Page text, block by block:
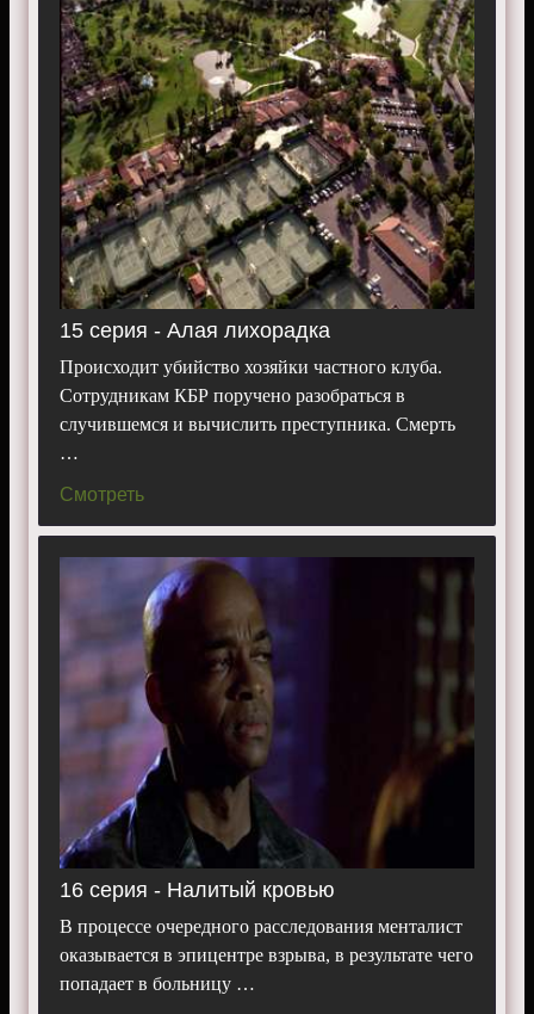
15 серия - Алая лихорадка
Происходит убийство хозяйки частного клуба.
Сотрудникам КБР поручено разобраться в
случившемся и вычислить преступника. Смерть
…
Смотреть
16 серия - Налитый кровью
В процессе очередного расследования менталист
оказывается в эпицентре взрыва, в результате чего
попадает в больницу …